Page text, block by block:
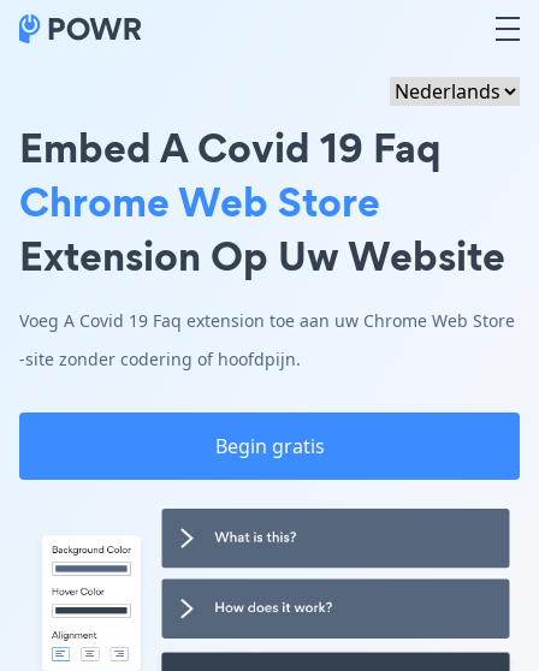
Embed A Covid 19 Faq
Chrome Web Store
Extension Op Uw Website
Voeg A Covid 19 Faq extension toe aan uw Chrome Web Store
-site zonder codering of hoofdpijn.
Begin gratis